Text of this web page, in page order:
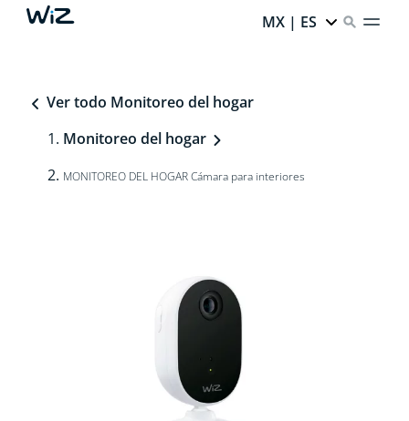
MX | ES
Ver todo Monitoreo del hogar
Monitoreo del hogar
MONITOREO DEL HOGAR Cámara para interiores